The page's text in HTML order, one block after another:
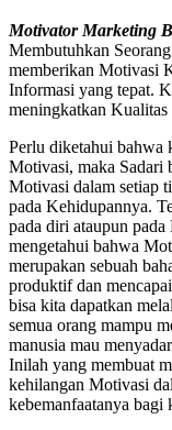
Motivator Marketing
Membutuhkan
memberikan Motivasi
Informasi yang tepat.
meningkatkan
Perlu diketahui bahwa
Motivasi, maka Sadari
Motivasi dalam setiap
pada Kehidupannya.
pada diri ataupun
mengetahui bahwa
merupakan sebuah
produktif dan
bisa kita dapatkan
semua orang mampu
manusia mau
Inilah yang membuat
kehilangan Motivasi
kebemanfaatanya